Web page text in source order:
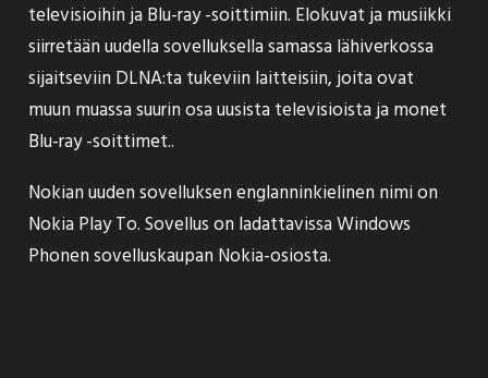
televisioihin ja Blu-ray -soittimiin. Elokuvat ja musiikki
siirretään uudella sovelluksella samassa lähiverkossa
sijaitseviin DLNA:ta tukeviin laitteisiin, joita ovat
muun muassa suurin osa uusista televisioista ja monet
Blu-ray -soittimet..
Nokian uuden sovelluksen englanninkielinen nimi on
Nokia Play To. Sovellus on ladattavissa Windows
Phonen sovelluskaupan Nokia-osiosta.